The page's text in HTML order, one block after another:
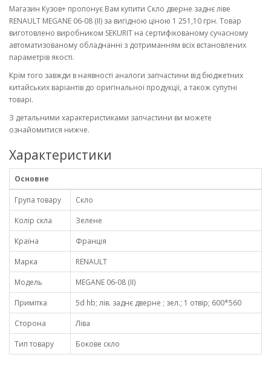
Магазин Кузов+ пропонує Вам купити Скло дверне заднє ліве
RENAULT MEGANE 06-08 (II) за вигідною ціною 1 251,10 грн. Товар
виготовлено виробником SEKURIT на сертифікованому сучасному
автоматизованому обладнанні з дотриманням всіх встановлених
параметрів якості.
Крім того завжди в наявності аналоги запчастини від бюджетних
китайських варіантів до оригінальної продукції, а також супутні
товарі.
З детальними характеристиками запчастини ви можете
ознайомитися нижче.
Характеристики
Основне
Група товару
Скло
Колір скла
Зелене
Країна
Франція
Марка
RENAULT
Модель
MEGANE 06-08 (II)
Примітка
5d hb; лів. заднє дверне ; зел.; 1 отвір; 600*560
Сторона
Ліва
Тип товару
Бокове скло